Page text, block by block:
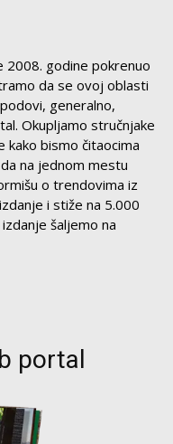
2008. godine pokrenuo
da se ovoj oblasti
generalno,
Okupljamo stručnjake
bismo čitaocima
na jednom mestu
o trendovima iz
i stiže na 5.000
šaljemo na
portal